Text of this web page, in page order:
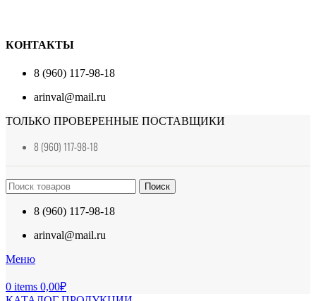
КОНТАКТЫ
8 (960) 117-98-18
arinval@mail.ru
ТОЛЬКО ПРОВЕРЕННЫЕ ПОСТАВЩИКИ
8 (960) 117-98-18
Поиск
8 (960) 117-98-18
arinval@mail.ru
Меню
0 items 0,00₽